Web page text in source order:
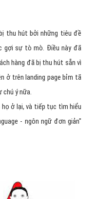
thu hút bởi những tiêu đề
gợi sự tò mò. Điều này đã
hàng đã bị thu hút sẵn vì
ở trên landing page bỉm tã
chú ý nữa.
ở lại, và tiếp tục tìm hiểu
- ngôn ngữ đơn giản"